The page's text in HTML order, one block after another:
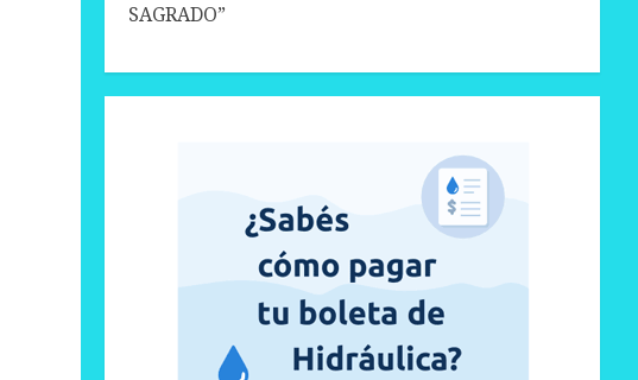
SAGRADO”